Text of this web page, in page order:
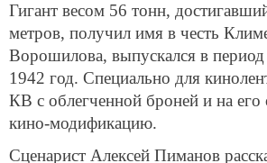
Гигант весом 56 тонн,
метров, получил имя в честь
Ворошилова, выпускался в
1942 год. Специально для
КВ с облегченной броней и на его
кино-модификацию.
Сценарист Алексей Пиманов